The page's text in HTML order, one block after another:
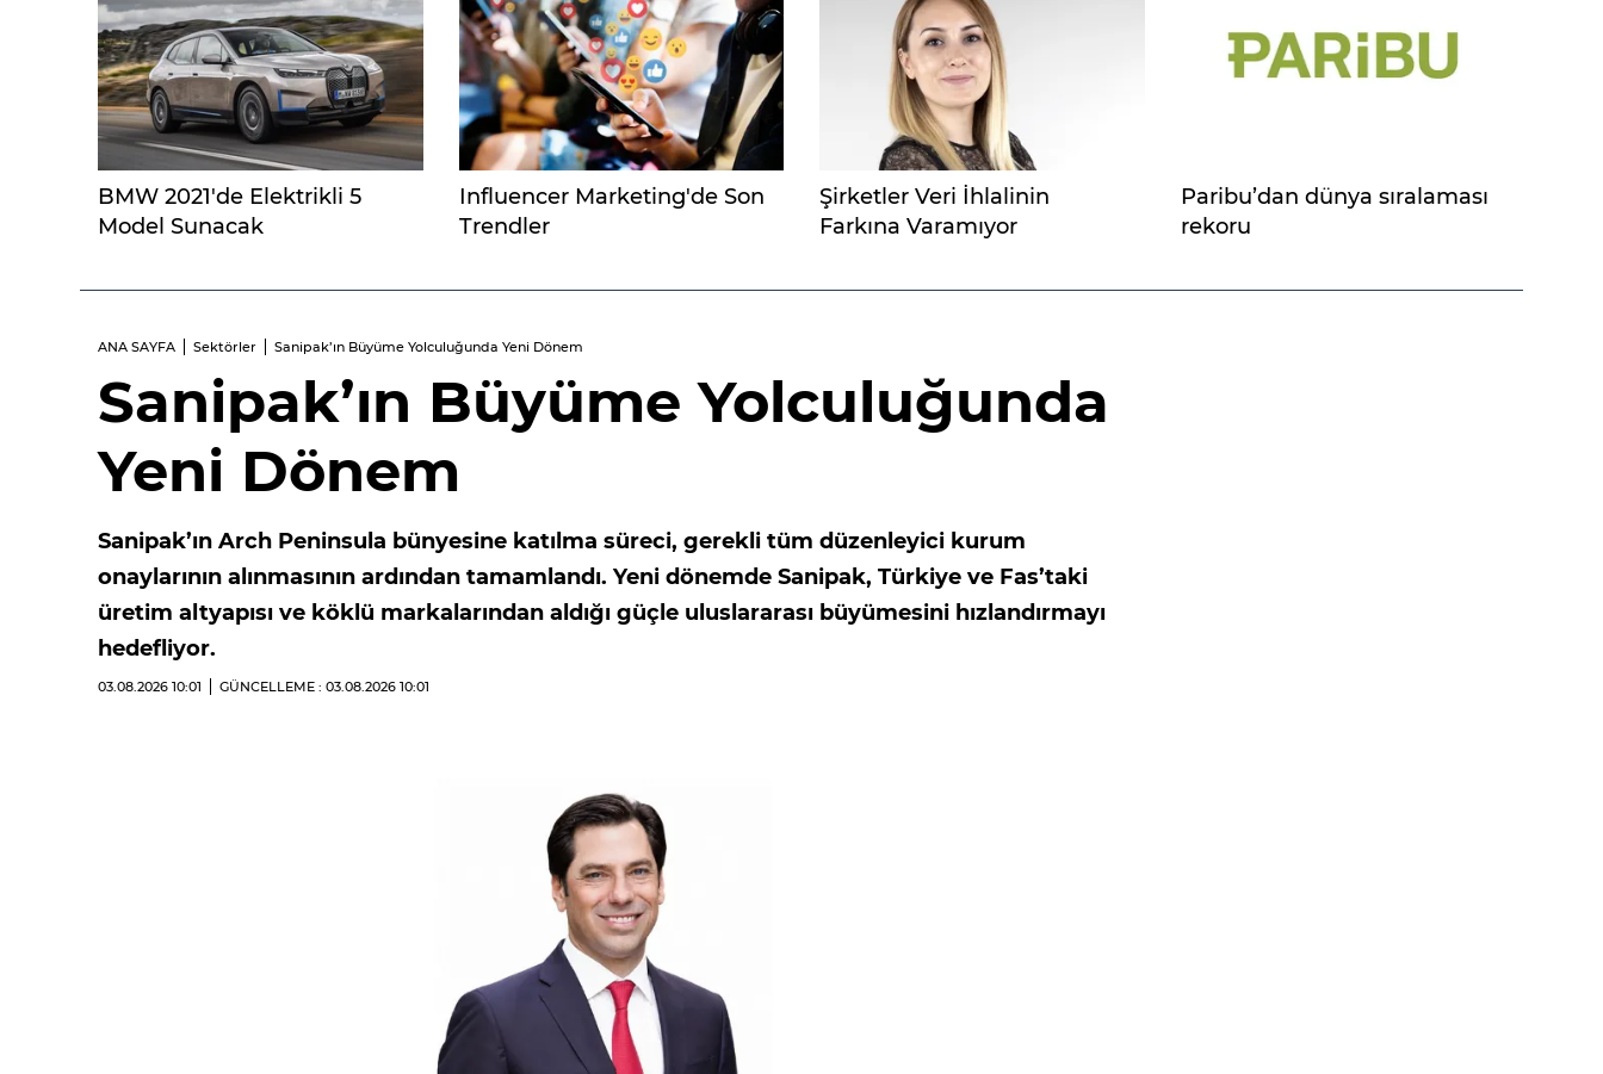
BMW 2021'de Elektrikli 5
Model Sunacak
Influencer Marketing'de Son
Trendler
Şirketler Veri İhlalinin
Farkına Varamıyor
Paribu’dan dünya sıralaması
rekoru
ANA SAYFA Sektörler Sanipak’ın Büyüme Yolculuğunda Yeni Dönem
Sanipak’ın Büyüme Yolculuğunda
Yeni Dönem
Sanipak’ın Arch Peninsula bünyesine katılma süreci, gerekli tüm düzenleyici kurum
onaylarının alınmasının ardından tamamlandı. Yeni dönemde Sanipak, Türkiye ve Fas’taki
üretim altyapısı ve köklü markalarından aldığı güçle uluslararası büyümesini hızlandırmayı
hedefliyor.
03.08.2026 10:01 GÜNCELLEME : 03.08.2026 10:01